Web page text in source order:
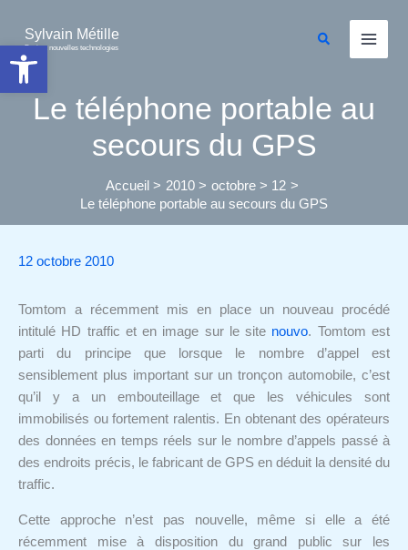
Ouvrir la barre d’outils
contenu
Sylvain Métille
Droit et nouvelles technologies
Rechercher
Le téléphone portable au
secours du GPS
Accueil 2010 octobre
12
Le téléphone portable au secours du GPS
12 octobre 2010
Tomtom a récemment mis en place un nouveau procédé
intitulé HD traffic et en image sur le site nouvo. Tomtom est
parti du principe que lorsque le nombre d’appel est
sensiblement plus important sur un tronçon automobile, c’est
qu’il y a un embouteillage et que les véhicules sont
immobilisés ou fortement ralentis. En obtenant des opérateurs
des données en temps réels sur le nombre d’appels passé à
des endroits précis, le fabricant de GPS en déduit la densité du
traffic.
Cette approche n’est pas nouvelle, même si elle a été
récemment mise à disposition du grand public sur les